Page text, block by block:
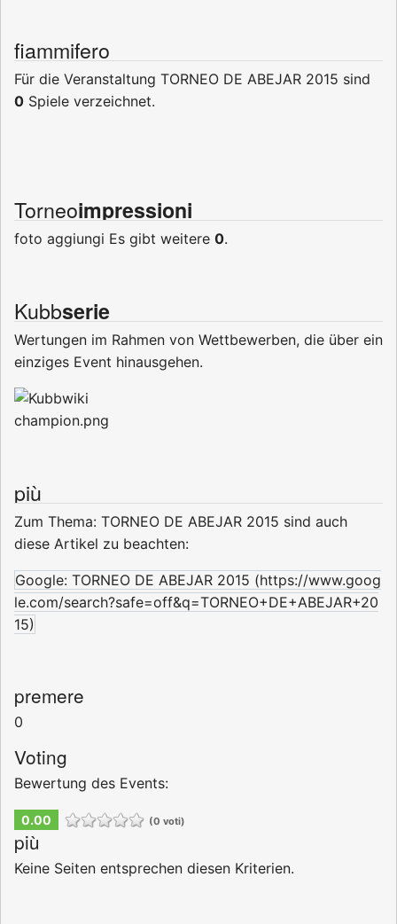
fiammifero
Für die Veranstaltung TORNEO DE ABEJAR 2015 sind
0 Spiele verzeichnet.
Torneoimpressioni
foto aggiungi Es gibt weitere 0.
Kubbserie
Wertungen im Rahmen von Wettbewerben, die über ein
einziges Event hinausgehen.
più
Zum Thema: TORNEO DE ABEJAR 2015 sind auch
diese Artikel zu beachten:
Google: TORNEO DE ABEJAR 2015
premere
0
Voting
Bewertung des Events:
0.00 (0 voti)
più
Keine Seiten entsprechen diesen Kriterien.